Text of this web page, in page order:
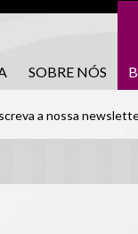
SOBRE NÓS
a nossa